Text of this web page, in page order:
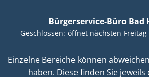
Bürgerservice-Büro Bad
Klicken, um weitere Öffnungs- oder
Geschlossen: öffnet nächsten
Einzelne Bereiche können
haben. Diese finden Sie